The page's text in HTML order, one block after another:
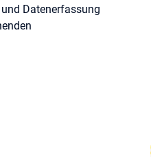
Datenerfassung